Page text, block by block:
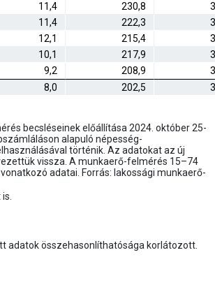
11,4 230,8
11,4 222,3
12,1 215,4
10,1 217,9
9,2 208,9
8,0 202,5
becsléseinek előállítása 2024. október 25-
alapuló népesség-
történik. Az adatokat az új
vissza. A munkaerő-felmérés 15–74
adatai. Forrás: lakossági munkaerő-
adatok összehasonlíthatósága korlátozott.